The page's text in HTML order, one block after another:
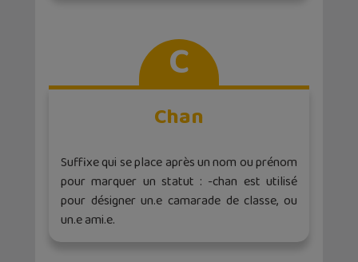
C
Chan
Suffixe qui se place après un nom ou prénom
pour marquer un statut : -chan est utilisé
pour désigner un.e camarade de classe, ou
un.e ami.e.